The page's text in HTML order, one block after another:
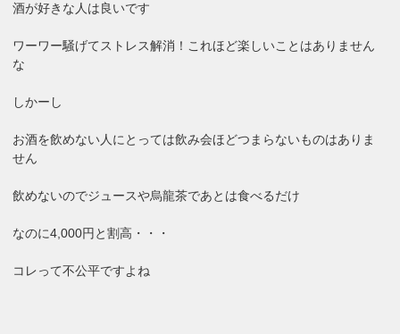
酒が好きな人は良いです
ワーワー騒げてストレス解消！これほど楽しいことはありません
な
しかーし
お酒を飲めない人にとっては飲み会ほどつまらないものはありま
せん
飲めないのでジュースや烏龍茶であとは食べるだけ
なのに4,000円と割高・・・
コレって不公平ですよね